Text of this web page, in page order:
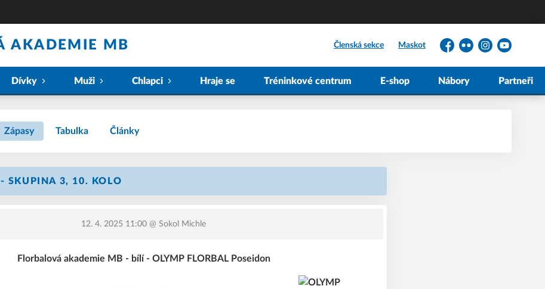
AKADEMIE MB Členská sekce Maskot
Facebook
FlickrInstagramYouTube
Dívky Muži Chlapci Hraje se Tréninkové centrum E-shop Nábory Partneři
Zápasy Tabulka Články
SKUPINA 3, 10. KOLO
12. 4. 2025 11:00 @ Sokol Michle
Florbalová akademie MB - bílí - OLYMP FLORBAL Poseidon